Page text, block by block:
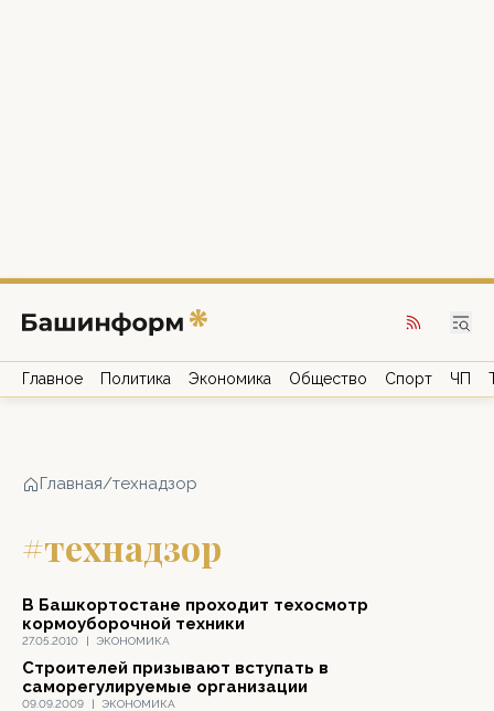
Главное Политика Экономика Общество Спорт ЧП
Главная/технадзор
#технадзор
27.05.2010 | ЭКОНОМИКА
В Башкортостане проходит техосмотр
кормоуборочной техники
09.09.2009 | ЭКОНОМИКА
Строителей призывают вступать в
саморегулируемые организации